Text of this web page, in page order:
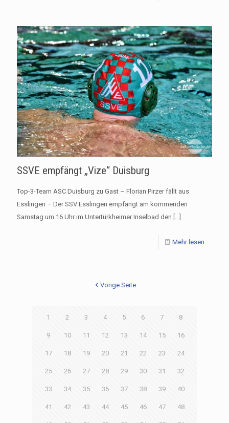
SSVE empfängt „Vize“ Duisburg
Top-3-Team ASC Duisburg zu Gast – Florian Pirzer fällt aus
Esslingen – Der SSV Esslingen empfängt am kommenden
Samstag um 16 Uhr im Untertürkheimer Inselbad den […]
Mehr lesen
Vorige Seite
1 2 3 4 5 6 7 8
9 10 11 12 13 14 15 16
17 18 19 20 21 22 23 24
25 26 27 28 29 30 31 32
33 34 35 36 37 38 39 40
41 42 43 44 45 46 47 48